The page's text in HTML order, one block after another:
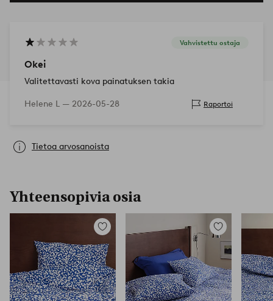
Vahvistettu ostaja
Okei
Valitettavasti kova painatuksen takia
Helene L — 2026-05-28 Raportoi
Tietoa arvosanoista
Yhteensopivia osia
Lisää
Lisää
suosikkeihin